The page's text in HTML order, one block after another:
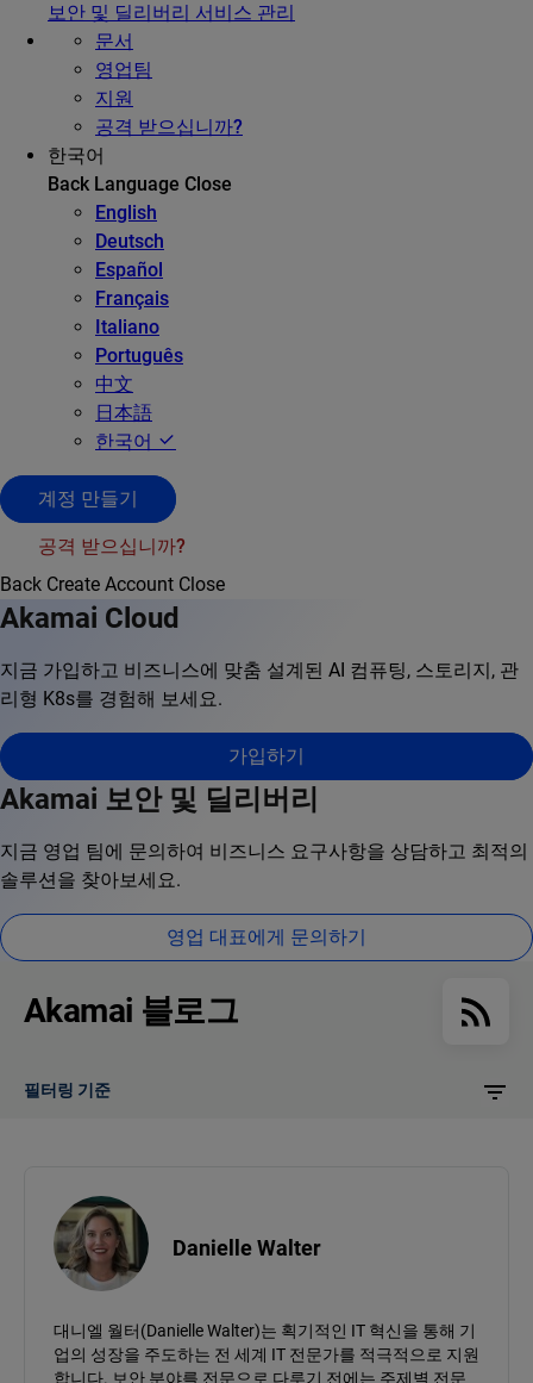
보안 및 딜리버리 서비스 관리
문서
영업팀
지원
공격 받으십니까?
한국어
Back Language Close
English
Deutsch
Español
Français
Italiano
Português
中文
日本語
한국어
계정 만들기
공격 받으십니까?
Back Create Account Close
Akamai Cloud
지금 가입하고 비즈니스에 맞춤 설계된 AI 컴퓨팅, 스토리지, 관
리형 K8s를 경험해 보세요.
가입하기
Akamai 보안 및 딜리버리
지금 영업 팀에 문의하여 비즈니스 요구사항을 상담하고 최적의
솔루션을 찾아보세요.
영업 대표에게 문의하기
Akamai 블로그
필터링 기준
Danielle Walter
대니엘 월터(Danielle Walter)는 획기적인 IT 혁신을 통해 기
업의 성장을 주도하는 전 세계 IT 전문가를 적극적으로 지원
합니다. 보안 분야를 전문으로 다루기 전에는 주제별 전문